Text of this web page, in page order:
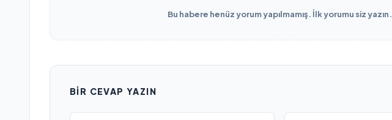
Bu habere henüz yorum yapılmamış. İlk yorumu siz yazın.
BIR CEVAP YAZIN